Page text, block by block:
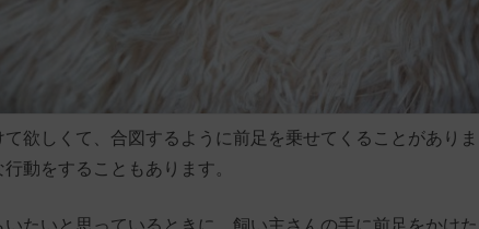
欲しくて、合図するように前足を乗せてくることがありま
動をすることもあります。
たいと思っているときに、飼い主さんの手に前足をかけた